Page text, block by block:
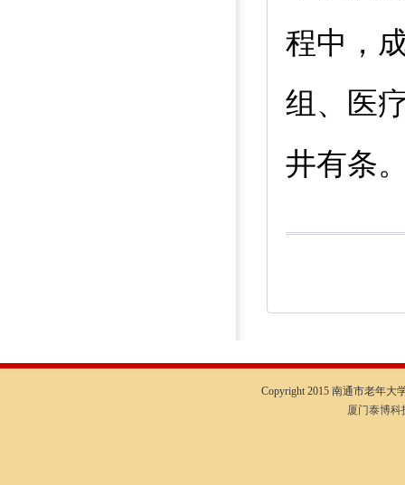
程中，
组、医
井有条
Copyright 2015 南通市老年大
厦门泰博